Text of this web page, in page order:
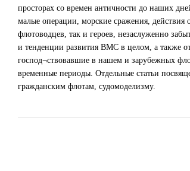
просторах со времен античности до наших
малые операции, морские сражения, действия
флотоводцев, так и героев, незаслуженно
и тенденции развития ВМС в целом, а также
господ¬ствовавшие в нашем и зарубежных
временные периоды. Отдельные статьи
гражданским флотам, судомоделизму.